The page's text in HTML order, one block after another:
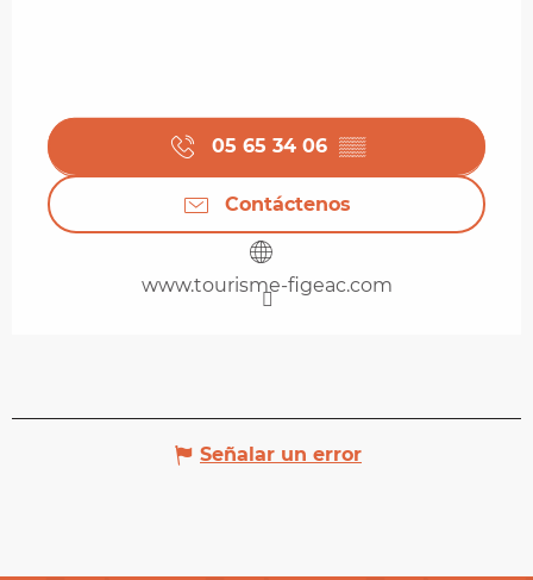
05 65 34 06 ▒▒
Contáctenos
www.tourisme-figeac.com
Señalar un error